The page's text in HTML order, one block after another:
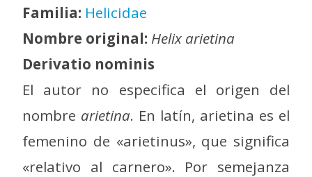
Familia: Helicidae
Nombre original: Helix arietina
Derivatio nominis
El autor no especifica el origen del
nombre arietina. En latín, arietina es el
femenino de «arietinus», que significa
«relativo al carnero». Por semejanza